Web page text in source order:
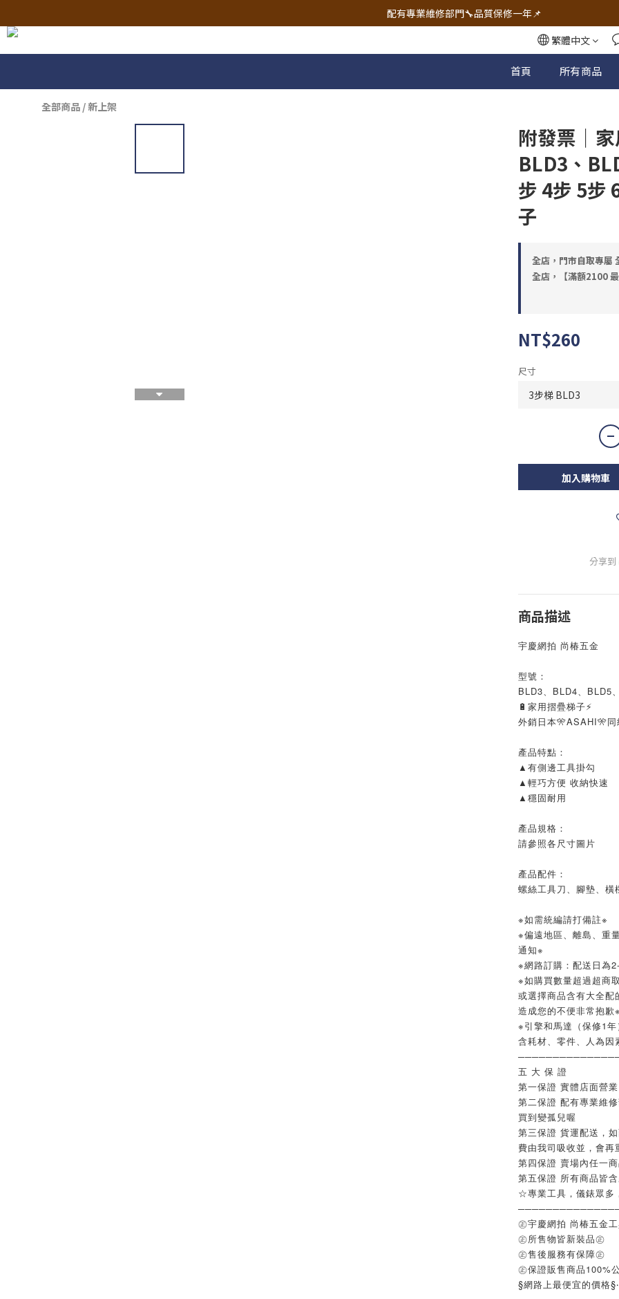
🔧電動工具&五金唯一首選 宇慶五金網拍🔧
配有專業維修部門🔧品質保修一年📌
🔧電動工具&五金唯一首選 宇慶五金網拍🔧繁體中文
首頁 所有商品
全部商品 /新上架
附發票｜家
BLD3、
步 4步 5步
子
全店，門市自取專屬
全店，【滿額2100
NT$260
尺寸
加入購物車
分享到
商品描述
宇慶網拍 尚椿五金
型號：
BLD3、BLD4、BLD5
🔋家用摺疊梯子⚡
外銷日本🎌ASAHI🎌同
產品特點：
▲有側邊工具掛勾
▲輕巧方便 收納快速
▲穩固耐用
產品規格：
請參照各尺寸圖片
產品配件：
螺絲工具刀、腳墊、橫
※如需統編請打備註※
※偏遠地區、離島、重
通知※
※網路訂購：配送日為
※如購買數量超過超商
或選擇商品含有大全配
造成您的不便非常抱歉※
※引擎和馬達（保修1
含耗材、零件、人為因
五 大 保 證
第一保證 實體店面營
第二保證 配有專業維
買到變孤兒喔
第三保證 貨運配送，
費由我司吸收並，會再
第四保證 賣場內任一
第五保證 所有商品皆
☆專業工具，儀錶眾多
㊣宇慶網拍 尚椿五金
㊣所售物皆新裝品㊣
㊣售後服務有保障㊣
㊣保證販售商品100%
§網路上最便宜的價格